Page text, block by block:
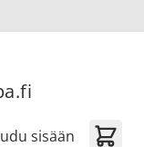
sisään